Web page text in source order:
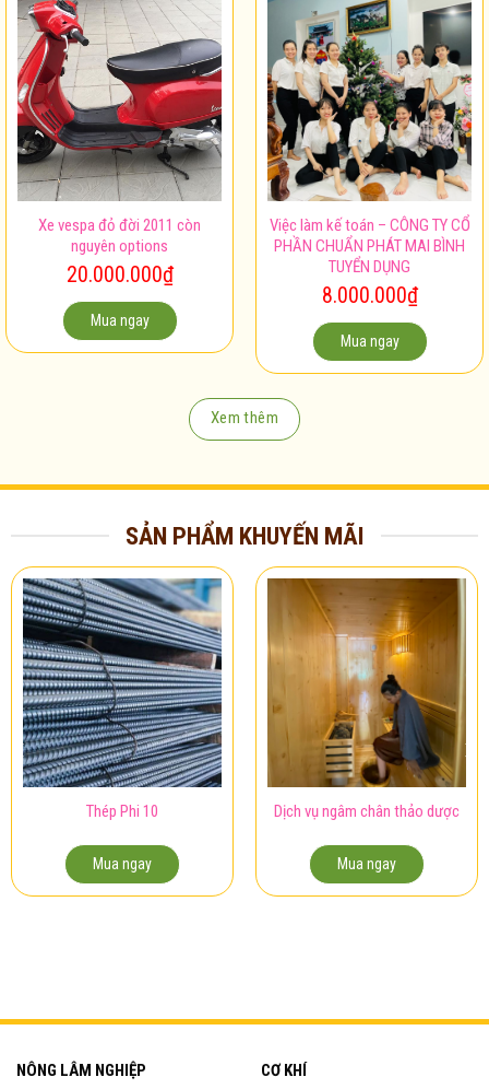
Xe vespa đỏ đời 2011 còn
nguyên options
20.000.000₫
Mua ngay
Việc làm kế toán – CÔNG TY CỔ
PHẦN CHUẨN PHÁT MAI BÌNH
TUYỂN DỤNG
8.000.000₫
Mua ngay
Xem thêm
SẢN PHẨM KHUYẾN MÃI
Thép Phi 10
Mua ngay
Dịch vụ ngâm chân thảo dược
Mua ngay
NÔNG LÂM NGHIỆP CƠ KHÍ